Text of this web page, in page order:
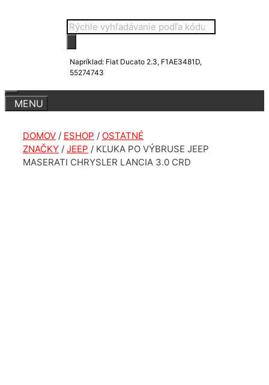
Products
search
Napríklad: Fiat Ducato 2.3, F1AE3481D,
55274743
DOMOV / ESHOP / OSTATNÉ
ZNAČKY / JEEP / KĽUKA PO VÝBRUSE JEEP
MASERATI CHRYSLER LANCIA 3.0 CRD